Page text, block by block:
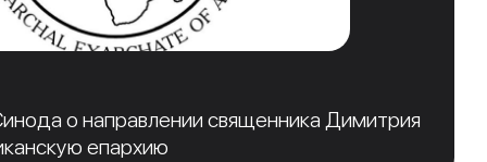
о направлении священника Димитрия
епархию